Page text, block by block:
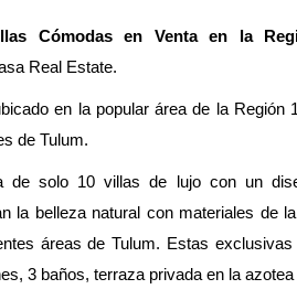
Cómodas en Venta en la
Real Estate.
en la popular área de la Región
de Tulum.
de solo 10 villas de lujo con un
la belleza natural con materiales de
áreas de Tulum. Estas
3 baños, terraza privada en la